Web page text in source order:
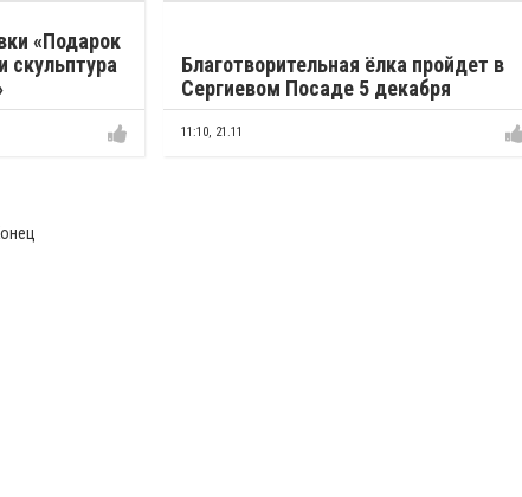
«Подарок
скульптура
Благотворительная ёлка пройдет в
Сергиевом Посаде 5 декабря
11:10, 21.11